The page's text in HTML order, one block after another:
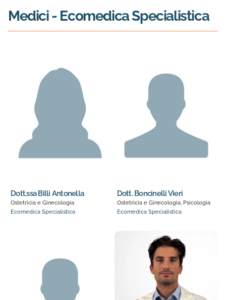
Medici- Ecomedica Specialistica
Dott.ssa Billi Antonella
Ostetricia e Ginecologia
Ecomedica Specialistica
Dott. Boncinelli Vieri
Ostetricia e Ginecologia, Psicologia
Ecomedica Specialistica